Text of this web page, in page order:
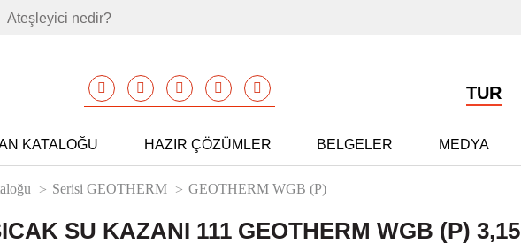
Ateşleyici nedir?
TUR
KATALOĞU HAZIR ÇÖZÜMLER BELGELER MEDYA
Serisi GEOTHERM GEOTHERM WGB (P)
SU KAZANI 111 GEOTHERM WGB (P) 3,15